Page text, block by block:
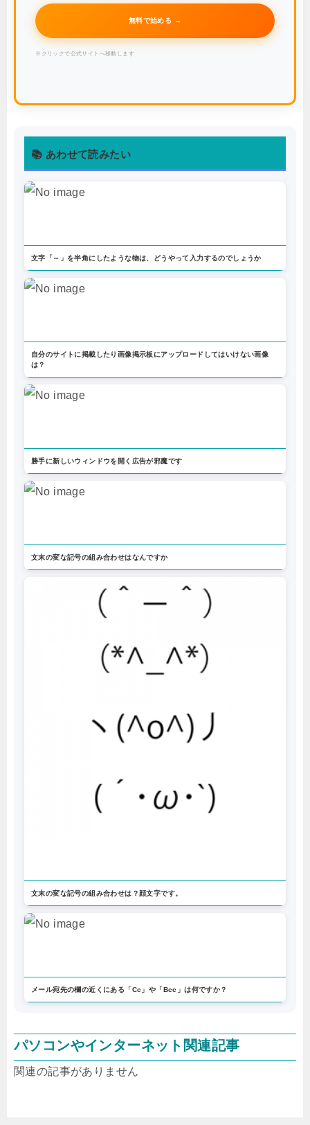
無料で始める →
※クリックで公式サイトへ移動します
📚 あわせて読みたい
文字「～」を半角にしたような物は、どうやって入力するのでしょうか
自分のサイトに掲載したり画像掲示板にアップロードしてはいけない画像
は？
勝手に新しいウィンドウを開く広告が邪魔です
文末の変な記号の組み合わせはなんですか
文末の変な記号の組み合わせは？顔文字です。
メール宛先の欄の近くにある「Cc」や「Bcc」は何ですか？
パソコンやインターネット関連記事
関連の記事がありません